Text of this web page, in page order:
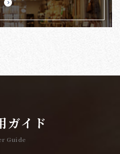
ガイド
Guide